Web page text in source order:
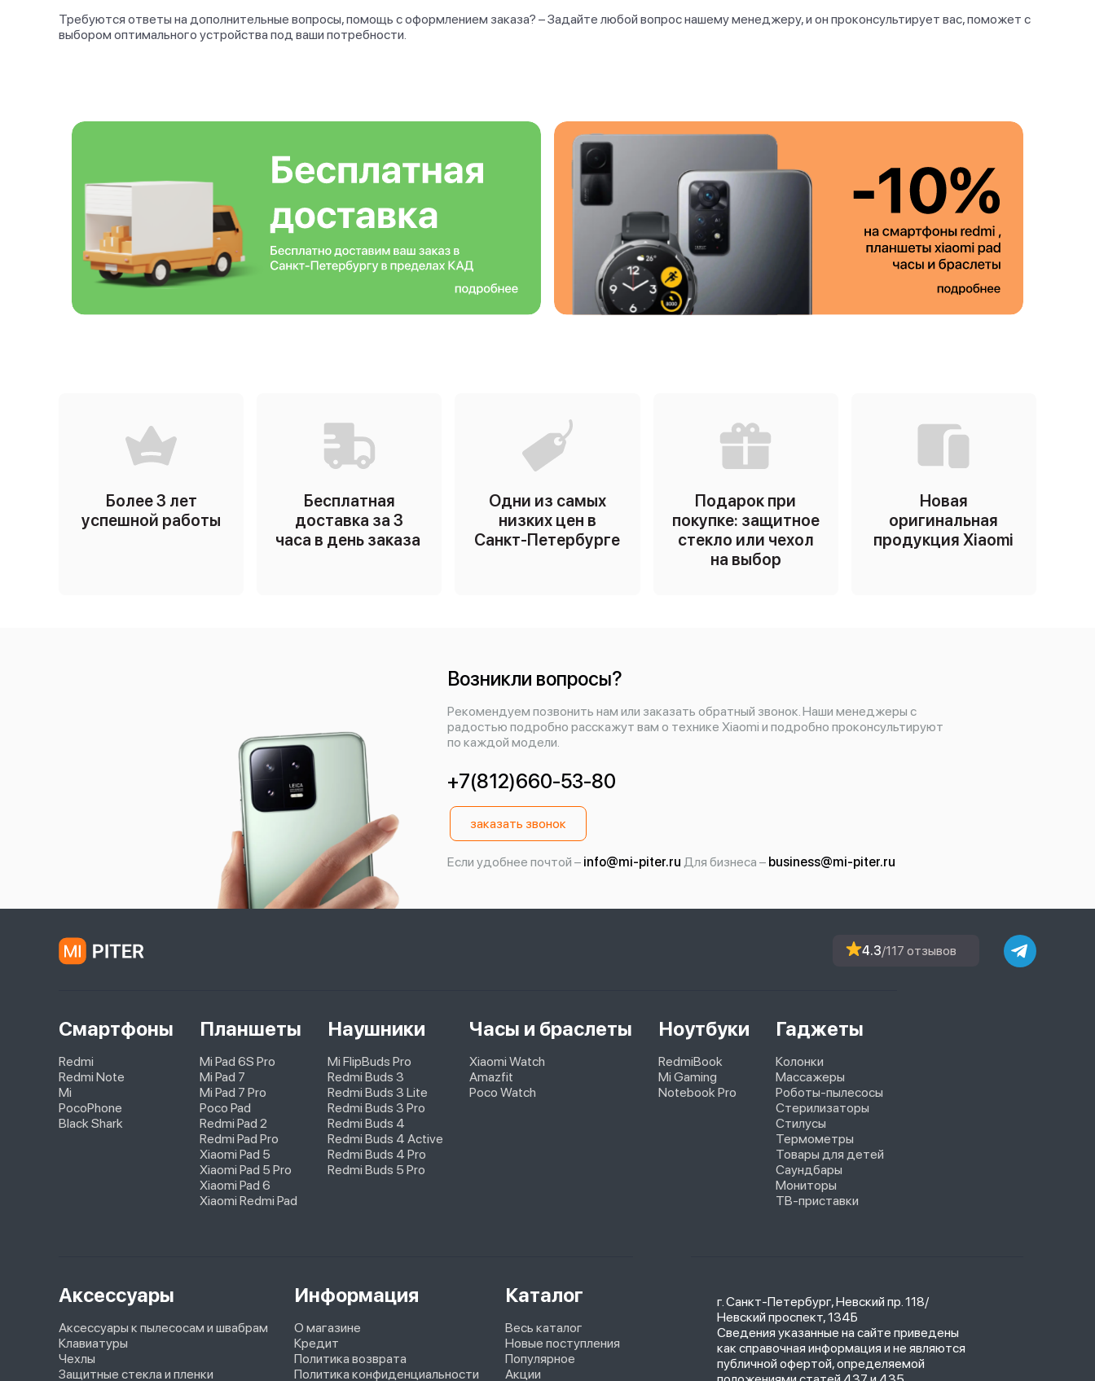
Требуются ответы на дополнительные вопросы, помощь с оформлением заказа? – Задайте любой вопрос нашему менеджеру, и он проконсультирует вас, поможет с
выбором оптимального устройства под ваши потребности.
Более 3 лет
успешной работы
Бесплатная
доставка за 3
часа в день заказа
Одни из самых
низких цен в
Санкт-Петербурге
Подарок при
покупке: защитное
стекло или чехол
на выбор
Новая
оригинальная
продукция Xiaomi
Возникли вопросы?
Рекомендуем позвонить нам или заказать обратный звонок. Наши менеджеры с
радостью подробно расскажут вам о технике Xiaomi и подробно проконсультируют
по каждой модели.
+7(812)660-53-80
заказать звонок
Если удобнее почтой – info@mi-piter.ru Для бизнеса – business@mi-piter.ru
4.3/117 отзывов
Смартфоны
Redmi
Redmi Note
Mi
PocoPhone
Black Shark
Планшеты
Mi Pad 6S Pro
Mi Pad 7
Mi Pad 7 Pro
Poco Pad
Redmi Pad 2
Redmi Pad Pro
Xiaomi Pad 5
Xiaomi Pad 5 Pro
Xiaomi Pad 6
Xiaomi Redmi Pad
Наушники
Mi FlipBuds Pro
Redmi Buds 3
Redmi Buds 3 Lite
Redmi Buds 3 Pro
Redmi Buds 4
Redmi Buds 4 Active
Redmi Buds 4 Pro
Redmi Buds 5 Pro
Часы и браслеты
Xiaomi Watch
Amazfit
Poco Watch
Ноутбуки
RedmiBook
Mi Gaming
Notebook Pro
Гаджеты
Колонки
Массажеры
Роботы-пылесосы
Стерилизаторы
Стилусы
Термометры
Товары для детей
Саундбары
Мониторы
ТВ-приставки
Аксессуары
Аксессуары к пылесосам и швабрам
Клавиатуры
Чехлы
Защитные стекла и пленки
Информация
О магазине
Кредит
Политика возврата
Политика конфиденциальности
Каталог
Весь каталог
Новые поступления
Популярное
Акции
г. Санкт-Петербург, Невский пр. 118/
Невский проспект, 134Б
Сведения указанные на сайте приведены
как справочная информация и не являются
публичной офертой, определяемой